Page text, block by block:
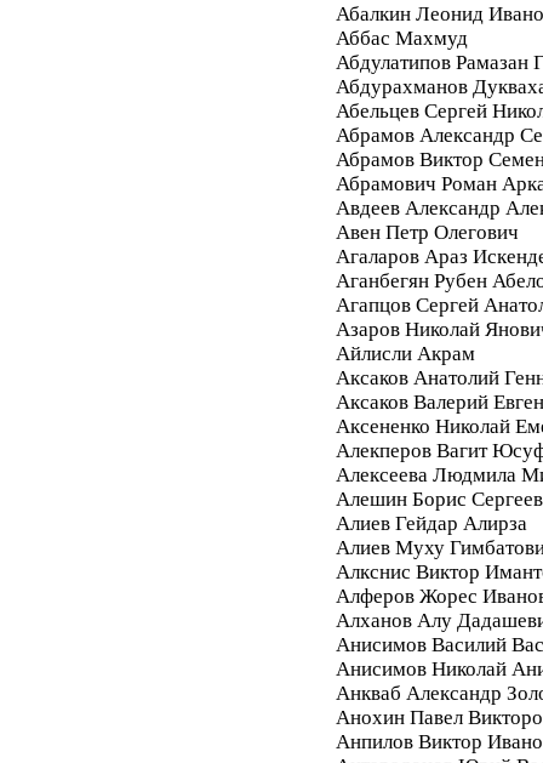
Абалкин Леонид
Аббас Махмуд
Абдулатипов Рамазан
Абдурахманов
Абельцев Сергей
Абрамов Александр
Абрамов Виктор
Абрамович Роман
Авдеев Александр
Авен Петр Олегович
Агаларов Араз
Аганбегян Рубен
Агапцов Сергей
Азаров Николай
Айлисли Акрам
Аксаков Анатолий
Аксаков Валерий
Аксененко Николай
Алекперов Вагит
Алексеева Людмила
Алешин Борис
Алиев Гейдар Алирза
Алиев Муху
Алкснис Виктор
Алферов Жорес
Алханов Алу
Анисимов Василий
Анисимов Николай
Анкваб Александр
Анохин Павел
Анпилов Виктор